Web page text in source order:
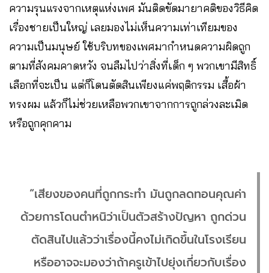
ความรุนแรงจากเหตุแห่งเพศ มันติดขัดมายาคติของวิธีคิด
เรื่องชายเป็นใหญ่ เลยมองไม่เห็นความเท่าเทียมของ
ความเป็นมนุษย์ ใช้บริบทของเพศมากำหนดความผิดถูก
ตามที่สังคมคาดหวัง จนลืมไปว่าสิ่งที่เด็ก ๆ พวกเขามีสิทธิ์
เลือกที่จะเป็น แต่ก็โดนตัดสินเพียงแค่พฤติกรรม เสื้อผ้า
ทรงผม แล้วก็ไม่ช่วยเหลือพวกเขาจากการถูกล่วงละเมิด
หรือถูกคุกคาม
“เสียงของคนที่ถูกกระทำ มันถูกลดทอนคุณค่า
ด้วยการโดนตำหนิว่าเป็นตัวสร้างปัญหา ถูกด่วน
ตัดสินไปแล้วว่าเรื่องนี้คงไม่เกิดขึ้นในโรงเรียน
หรืออาจจะมองว่าถ้าครูเข้าไปยุ่งเกี่ยวกับเรื่อง